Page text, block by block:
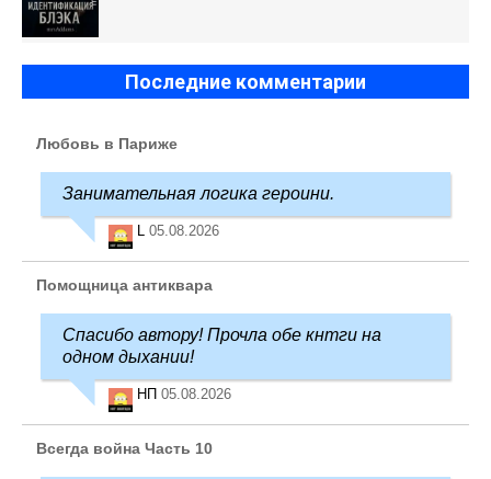
Последние комментарии
Любовь в Париже
Занимательная логика героини.
L 05.08.2026
Помощница антиквара
Спасибо автору! Прочла обе кнтги на
одном дыхании!
НП 05.08.2026
Всегда война Часть 10